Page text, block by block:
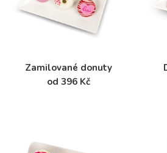
Zamilované donuty
od 396 Kč